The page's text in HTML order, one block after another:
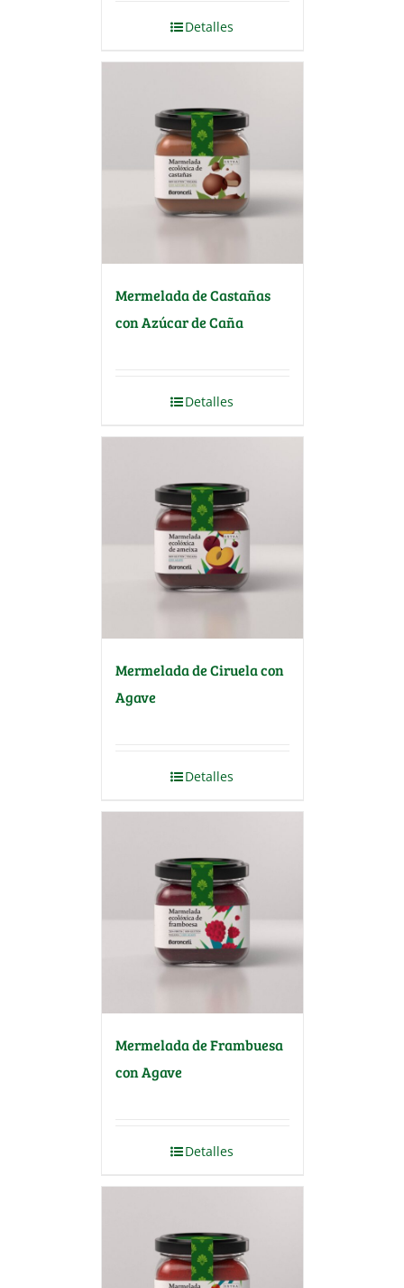
Detalles
Mermelada de Castañas
con Azúcar de Caña
Detalles
Mermelada de Ciruela con
Agave
Detalles
Mermelada de Frambuesa
con Agave
Detalles